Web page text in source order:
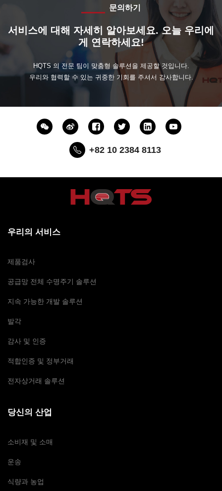
문의하기
서비스에 대해 자세히 알아보세요. 오늘 우리에
게 연락하세요!
HQTS 의 전문 팀이 맞춤형 솔루션을 제공할 것입니다.
우리와 협력할 수 있는 귀중한 기회를 주셔서 감사합니다.
+82 10 2384 8113
우리의 서비스
제품검사
공급망 전체 수명주기 솔루션
지속 가능한 개발 솔루션
발각
감사 및 인증
적합인증 및 정부거래
전자상거래 솔루션
당신의 산업
소비재 및 소매
운송
식량과 농업